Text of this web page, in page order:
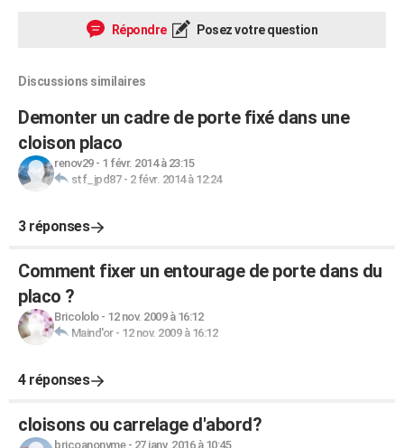
Répondre Posez votre question
Discussions similaires
Demonter un cadre de porte fixé dans une
cloison placo
renov29- 1 févr. 2014 à 23:15
stf_jpd87- 2 févr. 2014 à 12:24
3 réponses
Comment fixer un entourage de porte dans du
placo ?
Bricololo- 12 nov. 2009 à 16:12
Maind'or- 12 nov. 2009 à 16:12
4 réponses
cloisons ou carrelage d'abord?
bricoanonyme- 27 janv. 2016 à 10:45